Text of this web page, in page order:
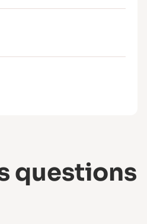
de pièces
optimale
projet couture
progresser tout en
et polyvalente.
questions